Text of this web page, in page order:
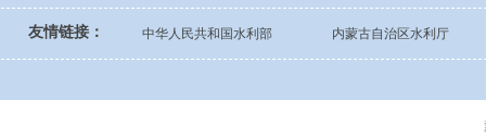
友情链接： 内蒙古自治区水利厅
中华人民共和国水利部